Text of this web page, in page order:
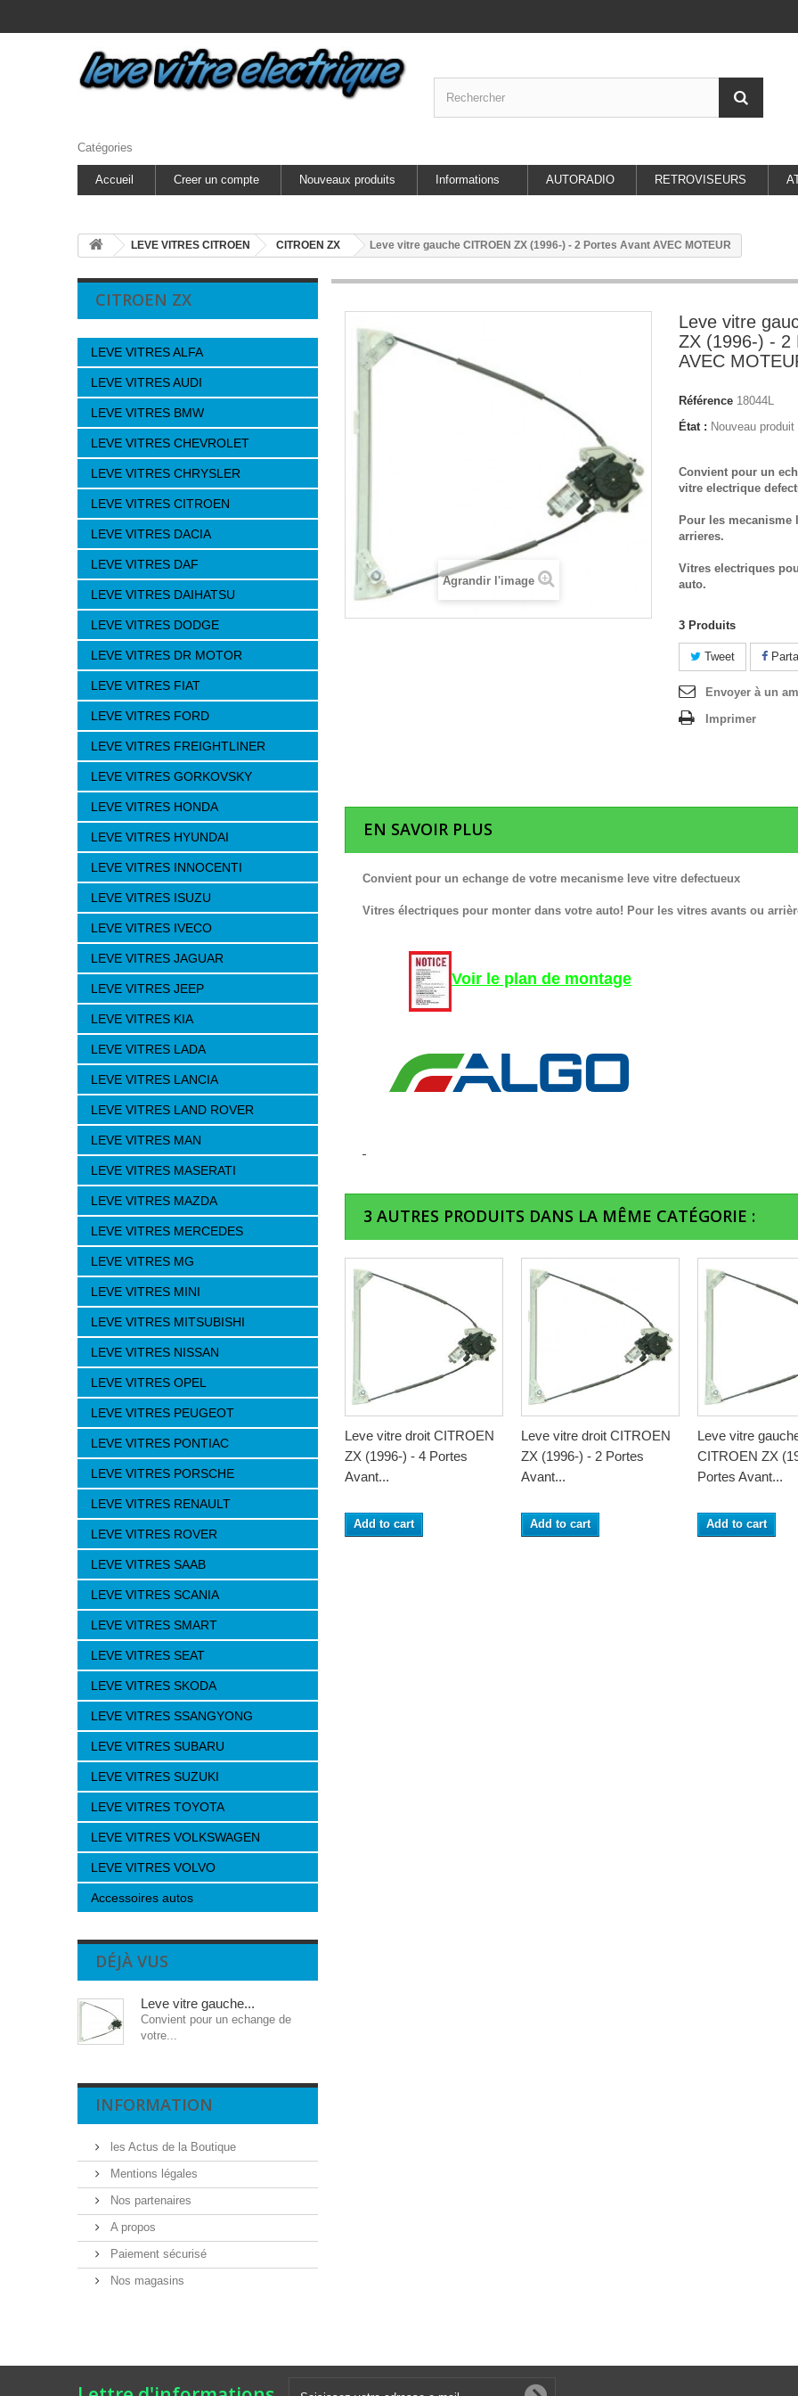
Catégories
Accueil Creer un compte Nouveaux produits Informations AUTORADIO RETROVISEURS
LEVE VITRES CITROEN CITROEN ZX Leve vitre gauche CITROEN ZX (1996-) - 2 Portes Avant AVEC MOTEUR
CITROEN ZX
LEVE VITRES ALFA
LEVE VITRES AUDI
LEVE VITRES BMW
LEVE VITRES CHEVROLET
LEVE VITRES CHRYSLER
LEVE VITRES CITROEN
LEVE VITRES DACIA
LEVE VITRES DAF
LEVE VITRES DAIHATSU
LEVE VITRES DODGE
LEVE VITRES DR MOTOR
LEVE VITRES FIAT
LEVE VITRES FORD
LEVE VITRES FREIGHTLINER
LEVE VITRES GORKOVSKY
LEVE VITRES HONDA
LEVE VITRES HYUNDAI
LEVE VITRES INNOCENTI
LEVE VITRES ISUZU
LEVE VITRES IVECO
LEVE VITRES JAGUAR
LEVE VITRES JEEP
LEVE VITRES KIA
LEVE VITRES LADA
LEVE VITRES LANCIA
LEVE VITRES LAND ROVER
LEVE VITRES MAN
LEVE VITRES MASERATI
LEVE VITRES MAZDA
LEVE VITRES MERCEDES
LEVE VITRES MG
LEVE VITRES MINI
LEVE VITRES MITSUBISHI
LEVE VITRES NISSAN
LEVE VITRES OPEL
LEVE VITRES PEUGEOT
LEVE VITRES PONTIAC
LEVE VITRES PORSCHE
LEVE VITRES RENAULT
LEVE VITRES ROVER
LEVE VITRES SAAB
LEVE VITRES SCANIA
LEVE VITRES SMART
LEVE VITRES SEAT
LEVE VITRES SKODA
LEVE VITRES SSANGYONG
LEVE VITRES SUBARU
LEVE VITRES SUZUKI
LEVE VITRES TOYOTA
LEVE VITRES VOLKSWAGEN
LEVE VITRES VOLVO
Accessoires autos
DÉJÀ VUS
Leve vitre gauche...
Convient pour un echange de
votre...
INFORMATION
les Actus de la Boutique
Mentions légales
Nos partenaires
A propos
Paiement sécurisé
Nos magasins
Agrandir l'image
Leve vitre
ZX (1996-) - 2
AVEC
Référence 18044L
État : Nouveau produit
Convient pour un
vitre electrique
Pour les mecanisme
arrieres.
Vitres electriques
auto.
3 Produits
Tweet
Envoyer à un
Imprimer
EN SAVOIR PLUS
Convient pour un echange de votre mecanisme leve vitre defectueux
Vitres électriques pour monter dans votre auto! Pour les vitres avants ou
Voir le plan de montage
3 AUTRES PRODUITS DANS LA MÊME CATÉGORIE :
Leve vitre droit CITROEN
ZX (1996-) - 4 Portes
Avant...
Add to cart
Leve vitre droit CITROEN
ZX (1996-) - 2 Portes
Avant...
Add to cart
Leve vitre
CITROEN ZX
Portes Avant...
Add to cart